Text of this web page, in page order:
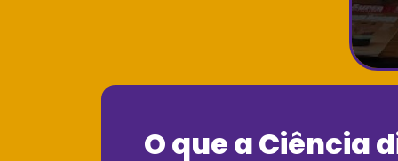
O que a Ciência